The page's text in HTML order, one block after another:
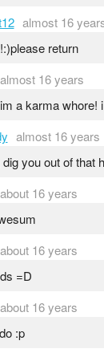
almost 16
return
almost 16 years
a karma whore!
almost 16 years
dig you out of that
about 16 years
about 16 years
=D
about 16 years
:p